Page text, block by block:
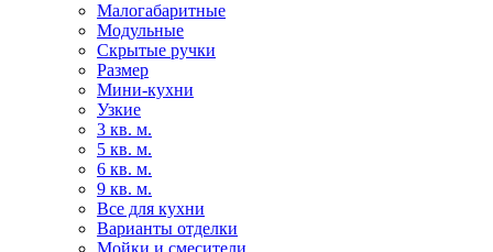
Малогабаритные
Модульные
Скрытые ручки
Размер
Мини-кухни
Узкие
3 кв. м.
5 кв. м.
6 кв. м.
9 кв. м.
Все для кухни
Варианты отделки
Мойки и смесители